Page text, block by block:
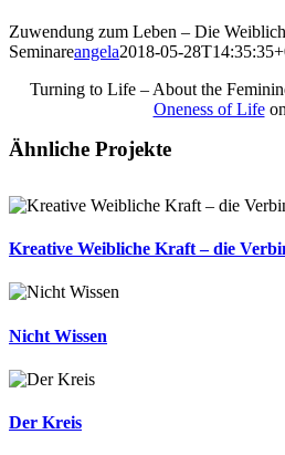
Zuwendung zum Leben – Die
Seminareangela2018-05-
Turning to Life – About the
Oneness of Lifeon
Ähnliche Projekte
Kreative Weibliche Kraft – die
Nicht Wissen
Der Kreis